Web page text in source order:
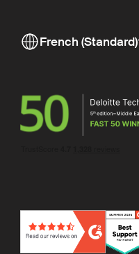
French (Standard)